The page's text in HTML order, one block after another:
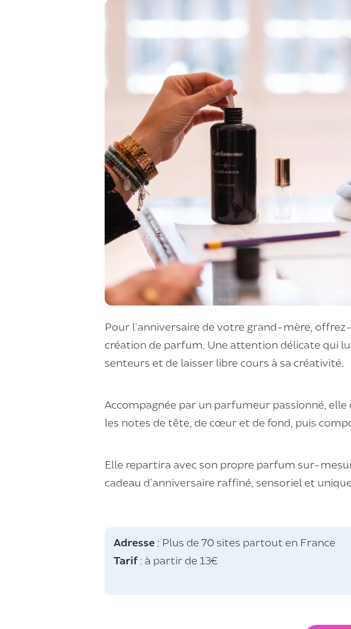
Pour l’anniversaire de votre grand-mère,
création de parfum. Une attention délicate qui
senteurs et de laisser libre cours à sa créativité.
Accompagnée par un parfumeur passionné,
les notes de tête, de cœur et de fond, puis
Elle repartira avec son propre parfum sur-
cadeau d’anniversaire raffiné, sensoriel et
Adresse : Plus de 70 sites partout en France
Tarif: à partir de 13€